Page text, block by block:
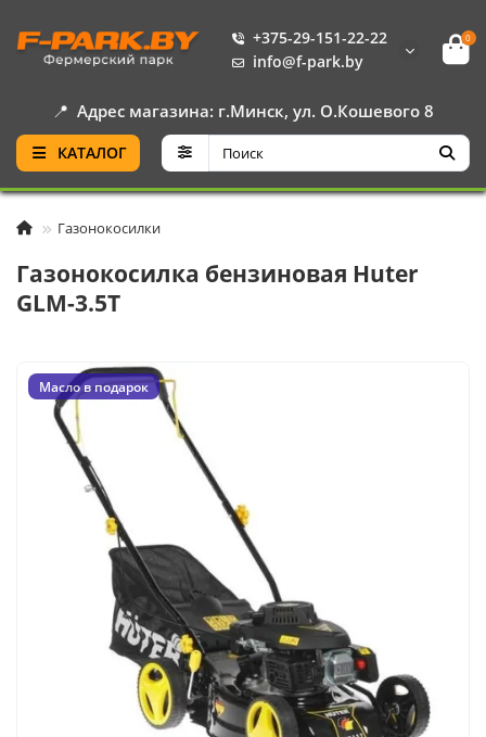
+375-29-151-22-22
info@f-park.by
0
📍 Адрес магазина: г.Минск, ул. О.Кошевого 8
КАТАЛОГ
Газонокосилки
Газонокосилка бензиновая Huter
GLM-3.5T
Масло в подарок